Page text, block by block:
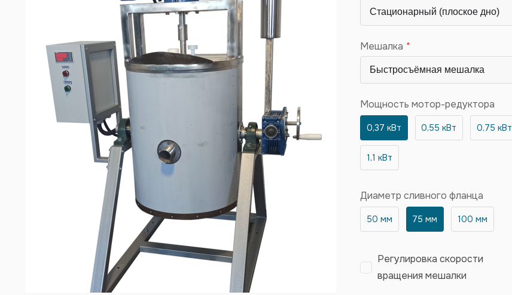
Мешалка
Мощность мотор-редуктора
0,37 кВт 0,55 кВт 0,75 кВт
1,1 кВт
Диаметр сливного фланца
50 мм 75 мм 100 мм
Регулировка скорости
вращения мешалки